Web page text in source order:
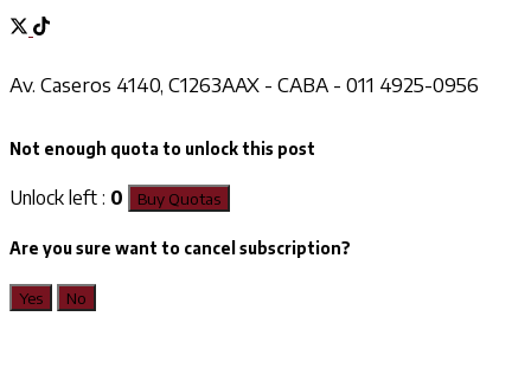
Av. Caseros 4140, C1263AAX - CABA - 011 4925-0956
Not enough quota to unlock this post
Unlock left : 0 Buy Quotas
Are you sure want to cancel subscription?
Yes No